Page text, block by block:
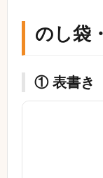
のし袋
① 表書き